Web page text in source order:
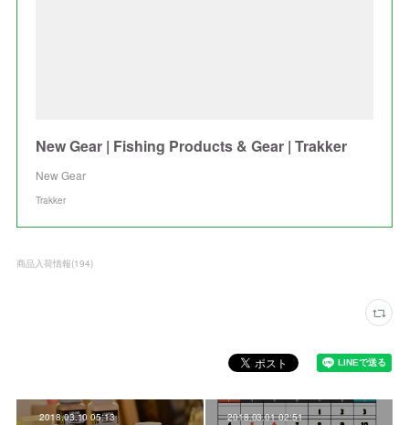
New Gear | Fishing Products & Gear | Trakker
New Gear
Trakker
商品入荷情報(194)
2018.03.10 05:13 2018.03.01 02:51